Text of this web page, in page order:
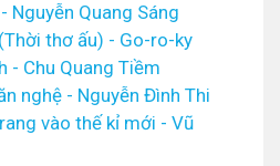
Nguyễn Quang Sáng
thơ ấu) - Go-ro-ky
- Chu Quang Tiềm
nghệ - Nguyễn Đình Thi
vào thế kỉ mới - Vũ